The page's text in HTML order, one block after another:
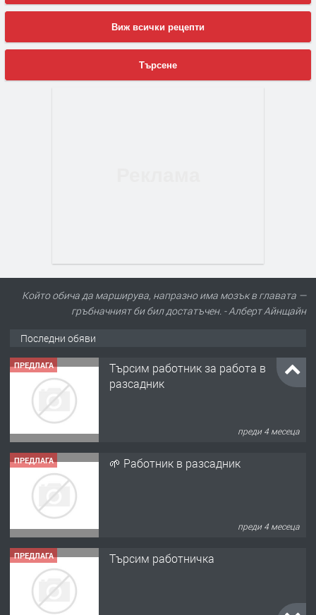
Виж всички рецепти
Търсене
Който обича да марширува, напразно има мозък в главата —
гръбначният би бил достатъчен. - Алберт Айнщайн
Последни обяви
ПРЕДЛАГА 🌱 Работник в разсадник
преди 4 месеца
ПРЕДЛАГА Търсим работничка
преди 10 месеца
ПРЕДЛАГА
Продава употребявани чисти и